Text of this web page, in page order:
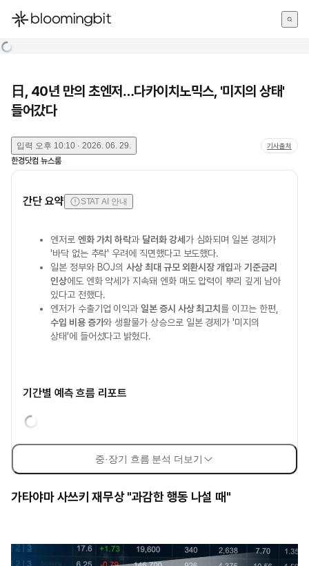
한국어
日, 40년 만의 초엔저…다카이치노믹스, '미지의 상태'
들어갔다
입력 오후 10:10 · 2026. 06. 29. 기사출처
한경닷컴 뉴스룸
간단 요약 STAT AI 안내
엔저로 엔화 가치 하락과 달러화 강세 가 심화되며 일본 경제가
'바닥 없는 추락' 우려에 직면했다고 보도했다.
일본 정부와 BOJ의사상 최대 규모 외환시장 개입과 기준금리
인상에도 엔화 약세가 지속돼 엔화 매도 압력이 뿌리 깊게 남아
있다고 전했다.
엔저가 수출기업 이익과일본 증시 사상 최고치 를 이끄는 한편,
수입 비용 증가와 생활물가 상승으로 일본 경제가 '미지의
상태'에 들어섰다고 밝혔다.
기간별 예측 흐름 리포트
중·장기 흐름 분석 더보기
가타야마 사쓰키 재무상 "과감한 행동 나설 때"